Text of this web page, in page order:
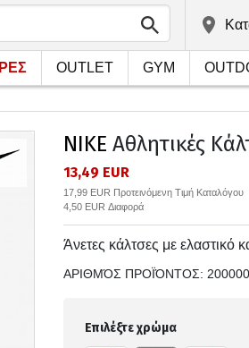
OUTLET GYM
NIKE Αθλητικές
13,49 EUR
17,99 EUR Προτεινόμενη Τιμή Καταλόγου
4,50 EUR Διαφορά
Άνετες κάλτσες με ελαστικό
ΑΡΙΘΜΌΣ ΠΡΟΪΌΝΤΟΣ:
Επιλέξτε χρώμα